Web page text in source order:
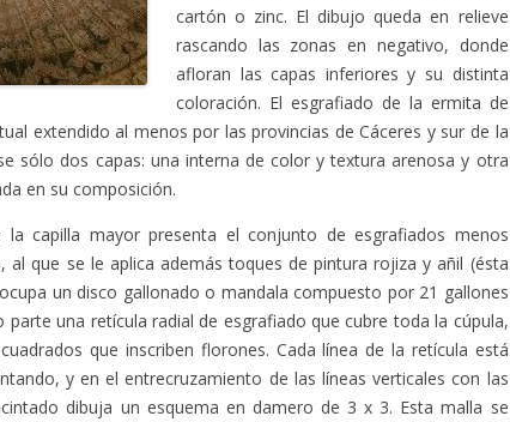
cartón o zinc. El dibujo queda en relieve
rascando las zonas en negativo, donde
afloran las capas inferiores y su distinta
coloración. El esgrafiado de la ermita de
extendido al menos por las provincias de Cáceres y sur de la
sólo dos capas: una interna de color y textura arenosa y otra
en su composición.
la capilla mayor presenta el conjunto de esgrafiados menos
al que se le aplica además toques de pintura rojiza y añil (ésta
un disco gallonado o mandala compuesto por 21 gallones
parte una retícula radial de esgrafiado que cubre toda la cúpula,
que inscriben florones. Cada línea de la retícula está
y en el entrecruzamiento de las líneas verticales con las
dibuja un esquema en damero de 3 x 3. Esta malla se